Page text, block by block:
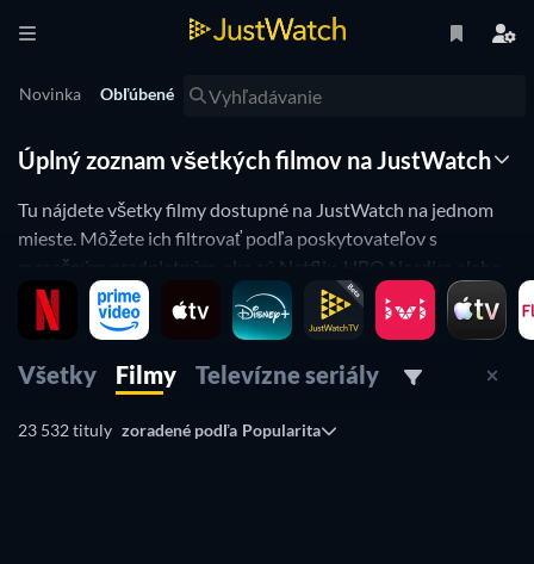
Novinka Obľúbené
Úplný zoznam všetkých filmov na JustWatch
Tu nájdete všetky filmy dostupné na JustWatch na jednom
mieste. Môžete ich filtrovať podľa poskytovateľov s
mesačným predplatným, ako sú Netflix, HBO Nordics alebo
Viaplay. Prípadne si môžete krátkodobo predplatiť alebo
kúpiť a stiahnuť film či seriál na iTunes, Google Play, Amazon
Pomocou pokročilých filtrov, ako sú žánre, rok uvedenia a
Všetky Filmy Televízne seriály
23 532 tituly zoradené podľa Popularita